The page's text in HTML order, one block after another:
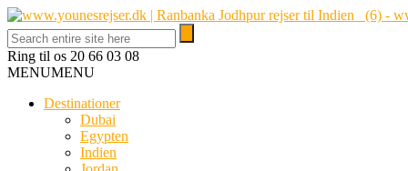
Ring til os 20 66 03 08
MENUMENU
Destinationer
Dubai
Egypten
Indien